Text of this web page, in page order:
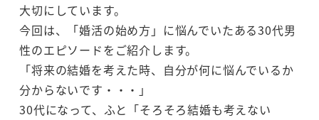
大切にしています。
今回は、「婚活の始め方」に悩んでいたある30代男
性のエピソードをご紹介します。
「将来の結婚を考えた時、自分が何に悩んでいるか
分からないです・・・」
30代になって、ふと「そろそろ結婚も考えない